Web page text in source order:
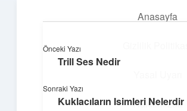
Anasayfa
Hakkımızda
Dijital dünyada huzurlu bir yolculuk!
Önceki Yazı
Trill Ses Nedir
Sonraki Yazı
Kuklacıların Isimleri Nelerdir